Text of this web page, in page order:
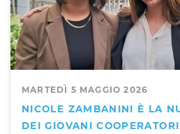
MARTEDÌ 5 MAGGIO 2026
NICOLE ZAMBANINI È LA
DEI GIOVANI